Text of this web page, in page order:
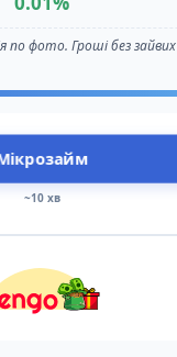
по фото. Гроші без зайвих
~10 хв